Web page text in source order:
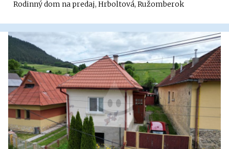
Rodinný dom na predaj, Hrboltová, Ružomberok